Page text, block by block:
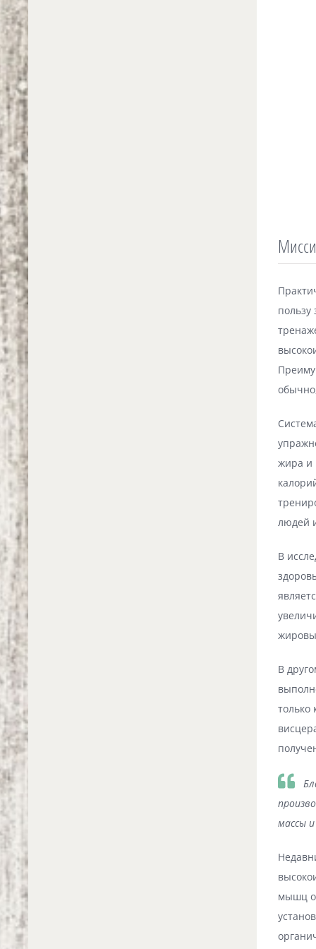
жира и
людей
В
В
массы
мышц